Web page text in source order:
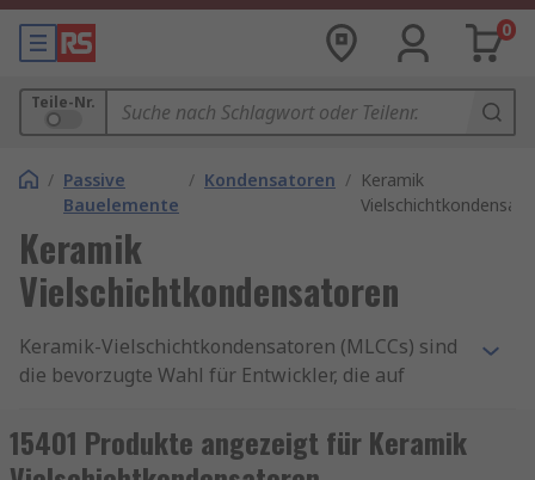
0
Teile-Nr.
/ Passive
Bauelemente
/ Kondensatoren / Keramik
Keramik
Vielschichtkondensatoren
Keramik-Vielschichtkondensatoren (MLCCs) sind
die bevorzugte Wahl für Entwickler, die auf
Effizienzsetzen. Die mehrschichtige Struktur aus
Keramik und Metall sorgt für minimale
15401 Produkte angezeigt für Keramik